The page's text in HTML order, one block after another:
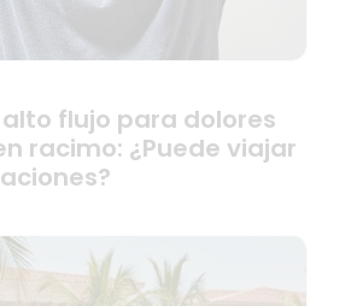
flujo para dolores
racimo: ¿Puede viajar